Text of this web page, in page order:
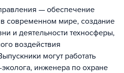
— обеспечение
современном мире, создание
и деятельности техносферы,
воздействия
могут работать
инженера по охране